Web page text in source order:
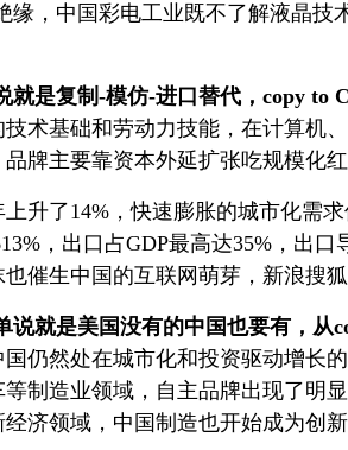
缘，中国彩电工业既不了解液晶
是复制-模仿-进口替代，copy to
术基础和劳动力技能，在计算机
牌主要靠资本外延扩张吃规模化红
升了14%，快速膨胀的城市化需
，出口占GDP最高达35%，出
催生中国的互联网萌芽，新浪搜
就是美国没有的中国也要有，从
国仍然处在城市化和投资驱动增长
制造业领域，自主品牌出现了明
济领域，中国制造也开始成为创